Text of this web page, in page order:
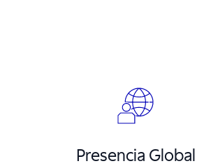
Presencia Global